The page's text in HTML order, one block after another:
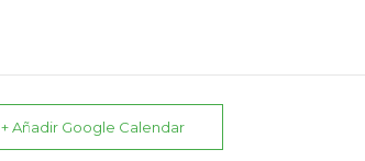
+ Añadir Google Calendar